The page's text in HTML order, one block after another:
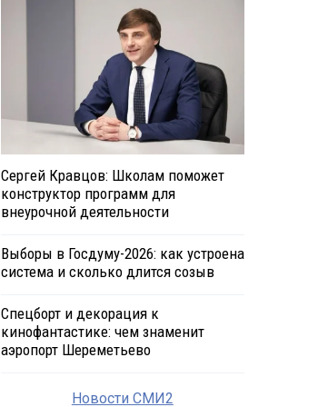
Сергей Кравцов: Школам поможет
конструктор программ для
внеурочной деятельности
Выборы в Госдуму-2026: как устроена
система и сколько длится созыв
Спецборт и декорация к
кинофантастике: чем знаменит
аэропорт Шереметьево
Новости СМИ2